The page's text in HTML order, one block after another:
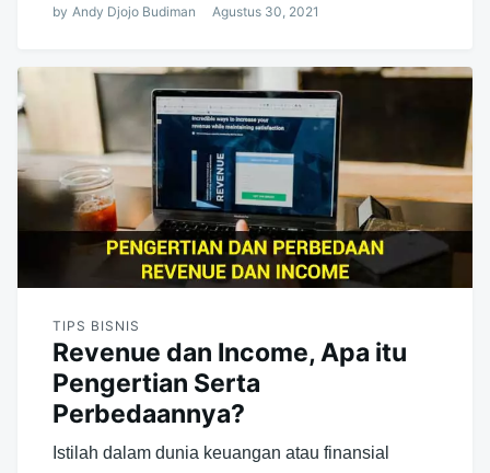
by Andy Djojo Budiman Agustus 30, 2021
TIPS BISNIS
Revenue dan Income, Apa itu
Pengertian Serta
Perbedaannya?
Istilah dalam dunia keuangan atau finansial